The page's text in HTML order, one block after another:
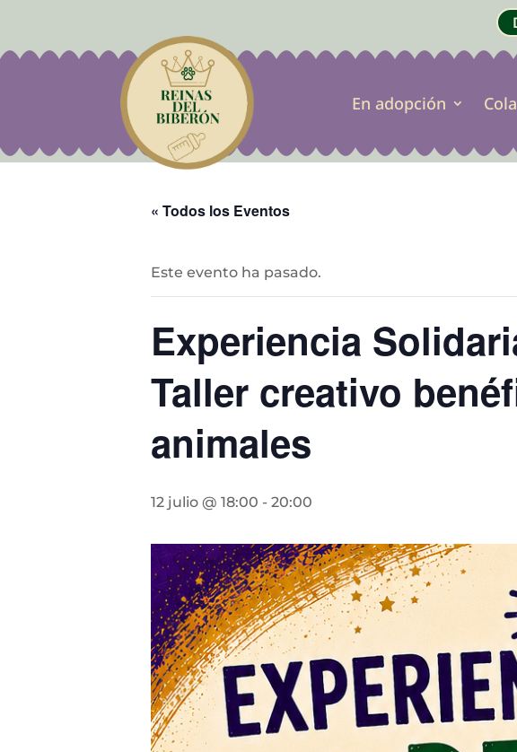
En adopción
« Todos los Eventos
Este evento ha pasado.
Experiencia
Taller creativo
animales
12 julio @ 18:00 - 20:00